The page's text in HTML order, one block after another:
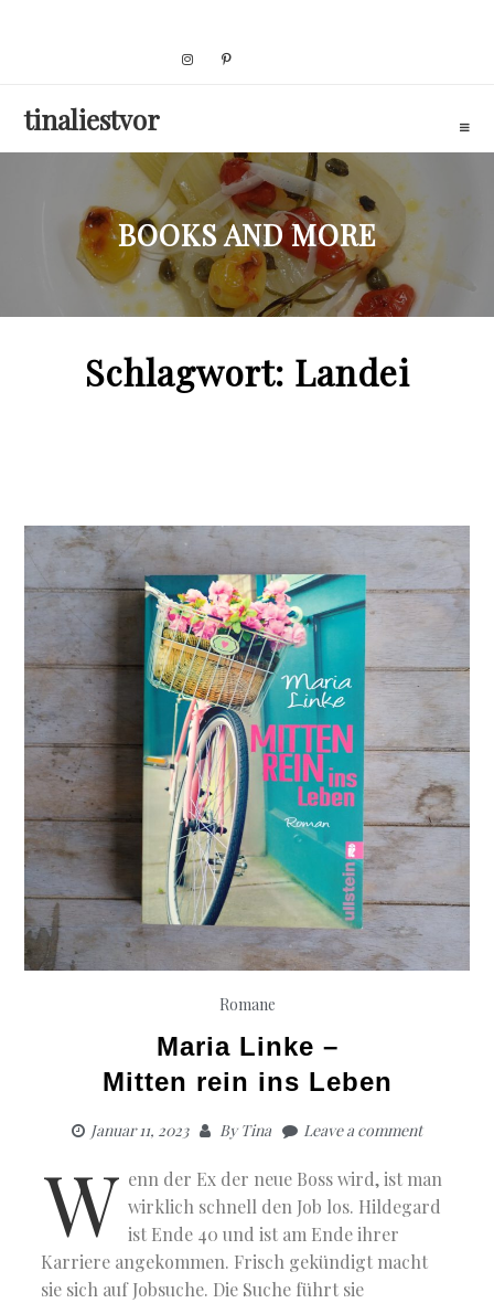
tinaliestvor
BOOKS AND MORE
Schlagwort: Landei
Romane
Maria Linke –
Mitten rein ins Leben
Januar 11, 2023 ByTina Leave a comment
W enn der Ex der neue Boss wird, ist man
wirklich schnell den Job los. Hildegard
ist Ende 40 und ist am Ende ihrer
Karriere angekommen. Frisch gekündigt macht
sie sich auf Jobsuche. Die Suche führt sie